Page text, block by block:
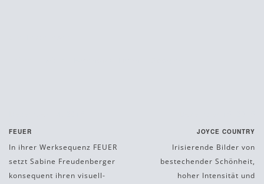
FEUER
In ihrer Werksequenz FEUER
setzt Sabine Freudenberger
konsequent ihren visuell-
JOYCE COUNTRY
Irisierende Bilder von
bestechender Schönheit,
hoher Intensität und